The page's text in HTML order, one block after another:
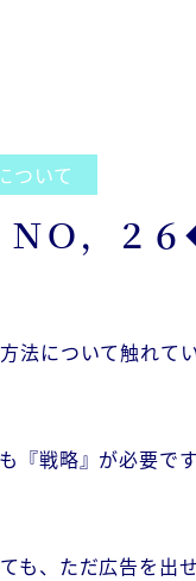
ついて
ＮＯ，２
法について触れてい
『戦略』が必要です
も、ただ広告を出